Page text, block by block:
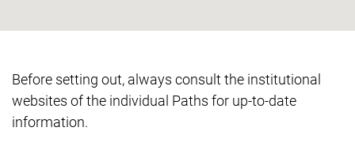
Before setting out, always consult the institutional
websites of the individual Paths for up-to-date
information.